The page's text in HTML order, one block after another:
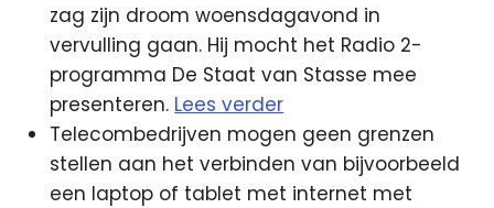
zag zijn droom woensdagavond in
vervulling gaan. Hij mocht het Radio 2-
programma De Staat van Stasse mee
presenteren. Lees verder
Telecombedrijven mogen geen grenzen
stellen aan het verbinden van bijvoorbeeld
een laptop of tablet met internet met